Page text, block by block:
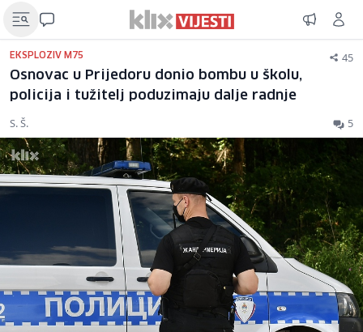
EKSPLOZIV M75 45
Osnovac u Prijedoru donio bombu u školu,
policija i tužitelj poduzimaju dalje radnje
S. Š. 5